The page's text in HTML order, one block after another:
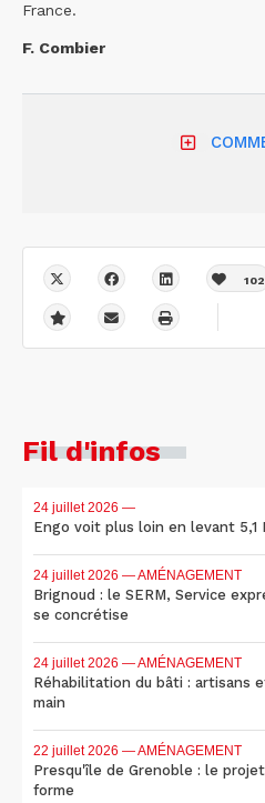
France.
F. Combier
102
Fil d'infos
24 juillet 2026 —
Engo voit plus loin en levant 5,1
24 juillet 2026 — AMÉNAGEMENT
Brignoud : le SERM, Service
se concrétise
24 juillet 2026 — AMÉNAGEMENT
Réhabilitation du bâti : artisans
main
22 juillet 2026 — AMÉNAGEMENT
Presqu'île de Grenoble : le
forme